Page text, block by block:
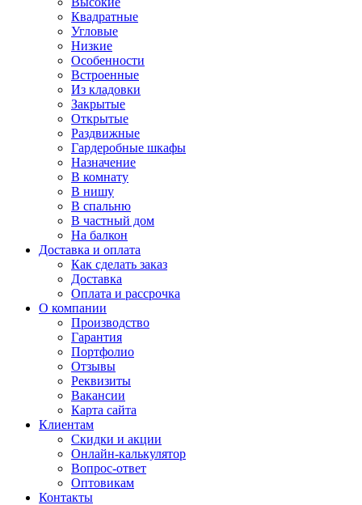
Квадратные
Угловые
Низкие
Особенности
Встроенные
Из кладовки
Закрытые
Открытые
Раздвижные
Гардеробные шкафы
Назначение
В комнату
В нишу
В спальню
В частный дом
На балкон
Доставка и оплата
Как сделать заказ
Доставка
Оплата и рассрочка
О компании
Производство
Гарантия
Портфолио
Отзывы
Реквизиты
Вакансии
Карта сайта
Клиентам
Скидки и акции
Онлайн-калькулятор
Вопрос-ответ
Оптовикам
Контакты